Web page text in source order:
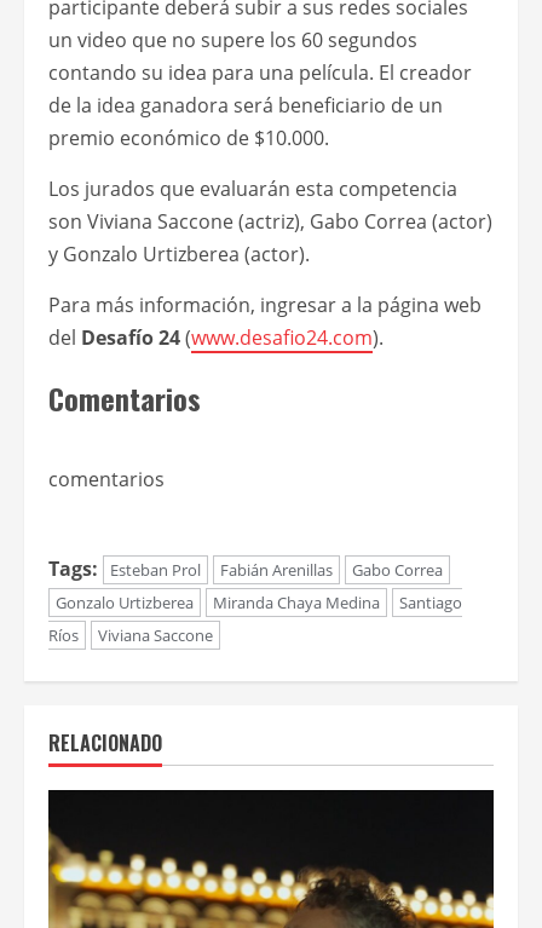
participante deberá subir a sus redes sociales
un video que no supere los 60 segundos
contando su idea para una película. El creador
de la idea ganadora será beneficiario de un
premio económico de $10.000.
Los jurados que evaluarán esta competencia
son Viviana Saccone (actriz), Gabo Correa (actor)
y Gonzalo Urtizberea (actor).
Para más información, ingresar a la página web
del Desafío 24(www.desafio24.com).
Comentarios
comentarios
Tags: Esteban Prol Fabián Arenillas
Gabo Correa
Gonzalo Urtizberea
Miranda Chaya Medina
Santiago
Ríos
Viviana Saccone
RELACIONADO